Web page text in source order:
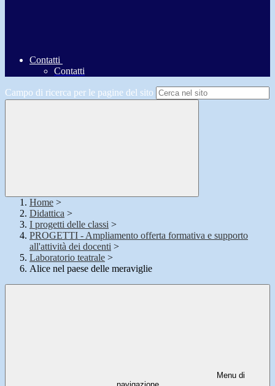
Contatti
Contatti
Campo di ricerca per le pagine del sito
Home >
Didattica >
I progetti delle classi >
PROGETTI - Ampliamento offerta formativa e supporto
all'attività dei docenti >
Laboratorio teatrale >
Alice nel paese delle meraviglie
Menu di